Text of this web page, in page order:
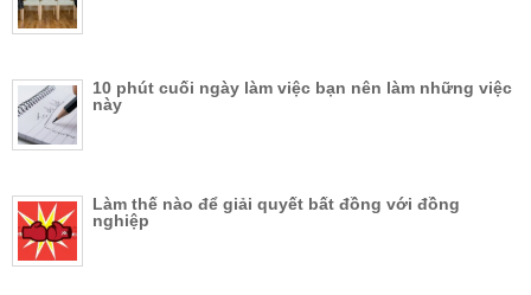
10 phút cuối ngày làm việc bạn nên làm những việc
này
Làm thế nào để giải quyết bất đồng với đồng
nghiệp